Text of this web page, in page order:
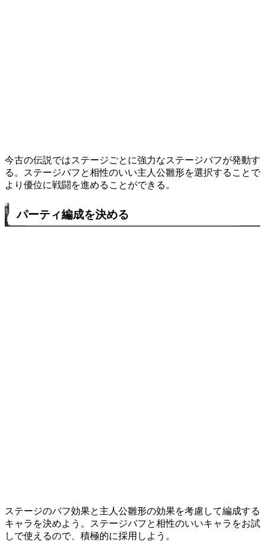
今古の伝説ではステージごとに強力なステージバフが発動す
る。ステージバフと相性のいい主人公雛形を選択することで
より優位に戦闘を進めることができる。
パーティ編成を決める
ステージのバフ効果と主人公雛形の効果を考慮して編成する
キャラを決めよう。ステージバフと相性のいいキャラをお試
しで使えるので、積極的に採用しよう。